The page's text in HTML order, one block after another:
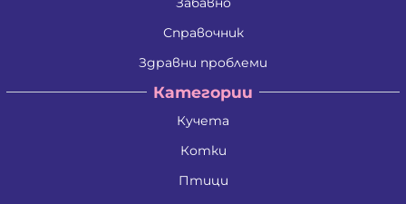
Справочник
Здравни проблеми
Категории
Кучета
Котки
Птици